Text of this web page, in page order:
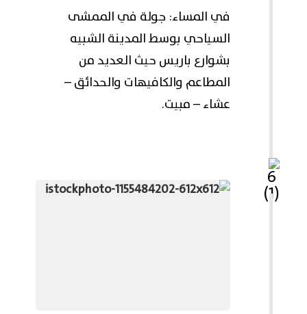
في المساء: جولة في الممشى
السياحي بوسط المدينة الشبيه
بشوارع باريس حيث العديد من
المطاعم والكافيهات والحدائق –
عشاء – مبيت.